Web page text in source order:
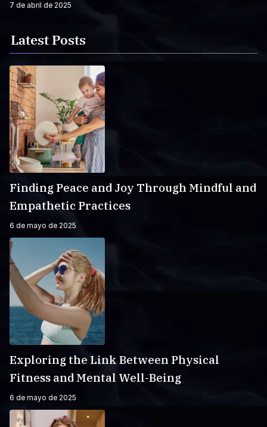
7 de abril de 2025
Latest Posts
Finding Peace and Joy Through Mindful and
Empathetic Practices
6 de mayo de 2025
Exploring the Link Between Physical
Fitness and Mental Well-Being
6 de mayo de 2025